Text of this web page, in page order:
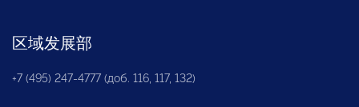
区域发展部
+7 (495) 247-4777 (доб. 116, 117, 132)